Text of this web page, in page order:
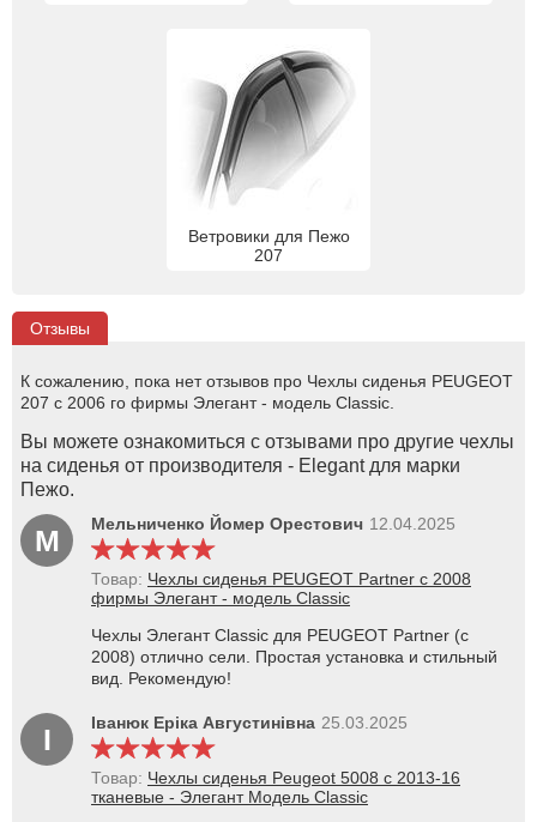
Ветровики для Пежо
207
Отзывы
К сожалению, пока нет отзывов про Чехлы сиденья PEUGEOT
207 с 2006 го фирмы Элегант - модель Classic.
Вы можете ознакомиться с отзывами про другие чехлы
на сиденья от производителя - Elegant для марки
Пежо.
М Мельниченко Йомер Орестович 12.04.2025
Товар: Чехлы сиденья PEUGEOT Partner с 2008
фирмы Элегант - модель Classic
Чехлы Элегант Classic для PEUGEOT Partner (с
2008) отлично сели. Простая установка и стильный
вид. Рекомендую!
І Іванюк Еріка Августинівна 25.03.2025
Товар: Чехлы сиденья Peugeot 5008 с 2013-16
тканевые - Элегант Модель Classic